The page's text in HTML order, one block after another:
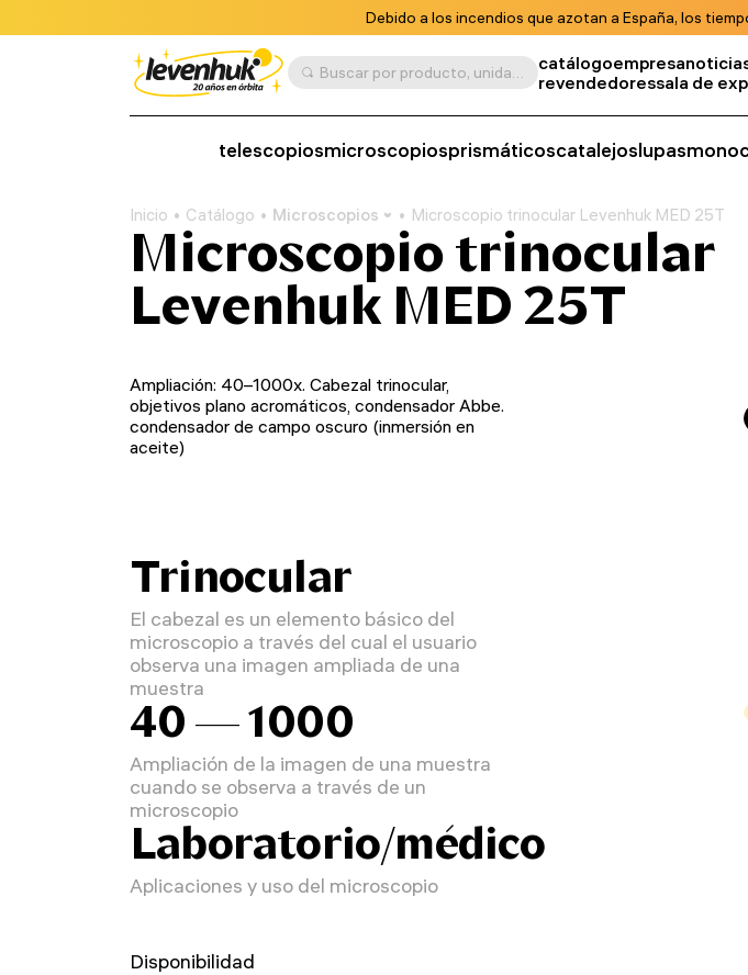
Debido a los incendios que azotan a España, los
Buscar por producto, unidad de almacenamiento, categoría, etc. catálogoempresa
revendedoressala de
telescopiosmicroscopiosprismáticoscatalejoslupas
Inicio Catálogo Microscopios Microscopio trinocular Levenhuk MED 25T
Microscopio trinocular
Levenhuk MED 25T
Ampliación: 40–1000x. Cabezal trinocular,
objetivos plano acromáticos, condensador Abbe.
condensador de campo oscuro (inmersión en
aceite)
Trinocular
El cabezal es un elemento básico del
microscopio a través del cual el usuario
observa una imagen ampliada de una
muestra
40 — 1000
Ampliación de la imagen de una muestra
cuando se observa a través de un
microscopio
Laboratorio/médico
Aplicaciones y uso del microscopio
Disponibilidad